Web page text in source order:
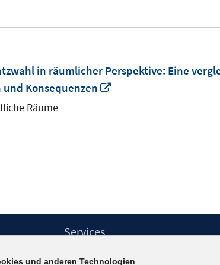
in räumlicher Perspektive: Eine
Konsequenzen
Räume
Services
und anderen Technologien